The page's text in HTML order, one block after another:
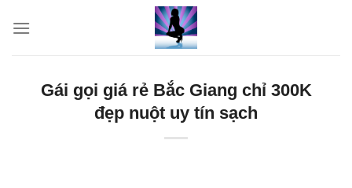
Gái gọi giá rẻ Bắc Giang chỉ 300K
đẹp nuột uy tín sạch